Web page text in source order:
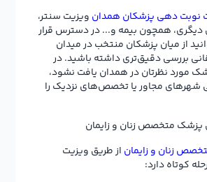
نوبت دهی پزشکان همدان ویزیت سنتر،
دیگری، همچون بیمه و... در دسترس قرار
از میان پزشکان منتخب در میدان
بررسی دقیق‌تری داشته باشید. در
مورد نظرتان در همدان یافت نشود،
شهرهای مجاور یا تخصص‌های نزدیک را
متخصص زنان و زایمان
زنان و زایمان از طریق ویزیت
کوتاه دارد: